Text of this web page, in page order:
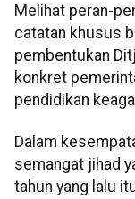
Melihat peran-
catatan khusus
pembentukan
konkret
pendidikan
Dalam
semangat jihad
tahun yang lalu